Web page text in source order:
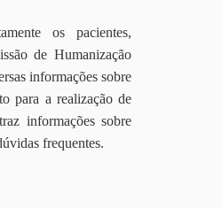
os pacientes,
de Humanização
informações sobre
para a realização de
informações sobre
frequentes.